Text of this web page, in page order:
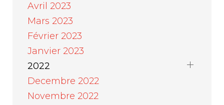
Avril 2023
Mars 2023
Février 2023
Janvier 2023
2022
Decembre 2022
Novembre 2022